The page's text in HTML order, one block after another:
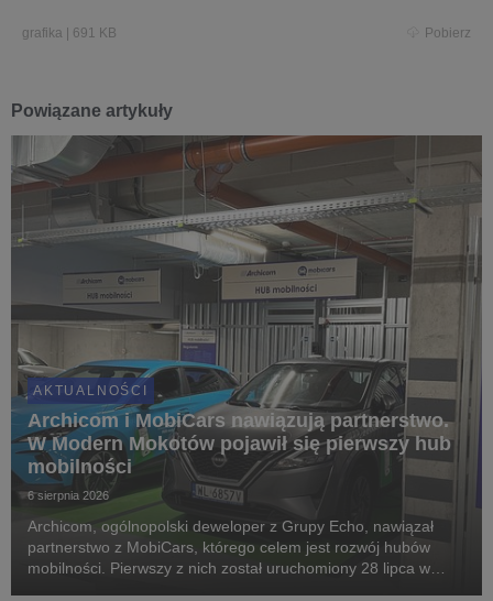
grafika 691 KB Pobierz
Powiązane artykuły
AKTUALNOŚCI
Archicom i MobiCars nawiązują partnerstwo.
W Modern Mokotów pojawił się pierwszy hub
mobilności
6 sierpnia 2026
Archicom, ogólnopolski deweloper z Grupy Echo, nawiązał
partnerstwo z MobiCars, którego celem jest rozwój hubów
mobilności. Pierwszy z nich został uruchomiony 28 lipca w